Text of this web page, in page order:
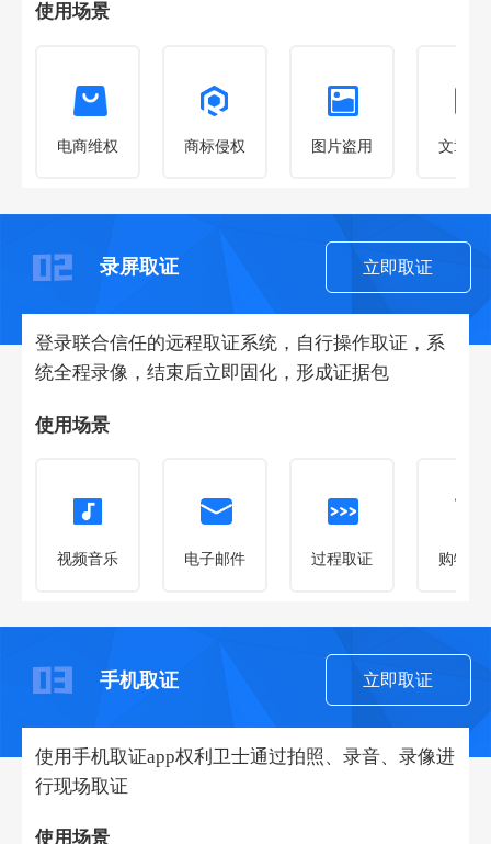
使用场景
电商维权 商标侵权 图片盗用 文章抄
录屏取证 立即取证
登录联合信任的远程取证系统，自行操作取证，系
统全程录像，结束后立即固化，形成证据包
使用场景
视频音乐 电子邮件 过程取证 购物维
手机取证 立即取证
使用手机取证app权利卫士通过拍照、录音、录像进
行现场取证
使用场景